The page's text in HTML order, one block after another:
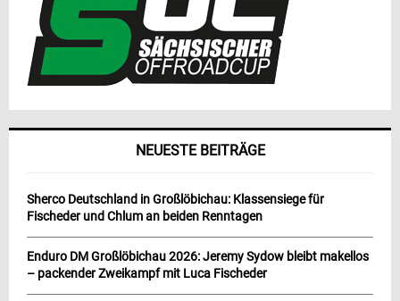
NEUESTE BEITRÄGE
Sherco Deutschland in Großlöbichau: Klassensiege für
Fischeder und Chlum an beiden Renntagen
Enduro DM Großlöbichau 2026: Jeremy Sydow bleibt makellos
– packender Zweikampf mit Luca Fischeder